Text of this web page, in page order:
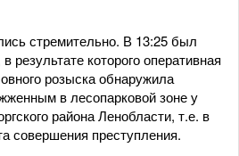
стремительно. В 13:25 был
результате которого оперативная
розыска обнаружила
в лесопарковой зоне у
района Ленобласти, т.е. в
совершения преступления.